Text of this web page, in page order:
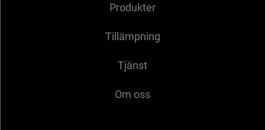
Produkter
Tillämpning
Tjänst
Om oss